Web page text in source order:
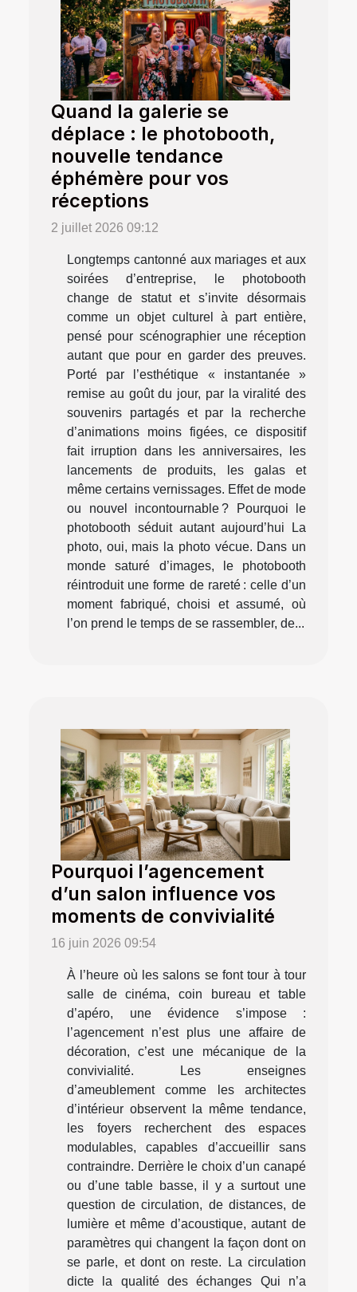
Quand la galerie se
déplace : le photobooth,
nouvelle tendance
éphémère pour vos
réceptions
2 juillet 2026 09:12
Longtemps cantonné aux mariages et aux
soirées d’entreprise, le photobooth
change de statut et s’invite désormais
comme un objet culturel à part entière,
pensé pour scénographier une réception
autant que pour en garder des preuves.
Porté par l’esthétique « instantanée »
remise au goût du jour, par la viralité des
souvenirs partagés et par la recherche
d’animations moins figées, ce dispositif
fait irruption dans les anniversaires, les
lancements de produits, les galas et
même certains vernissages. Effet de mode
ou nouvel incontournable ? Pourquoi le
photobooth séduit autant aujourd’hui La
photo, oui, mais la photo vécue. Dans un
monde saturé d’images, le photobooth
réintroduit une forme de rareté : celle d’un
moment fabriqué, choisi et assumé, où
l’on prend le temps de se rassembler, de...
Pourquoi l’agencement
d’un salon influence vos
moments de convivialité
16 juin 2026 09:54
À l’heure où les salons se font tour à tour
salle de cinéma, coin bureau et table
d’apéro, une évidence s’impose :
l’agencement n’est plus une affaire de
décoration, c’est une mécanique de la
convivialité. Les enseignes
d’ameublement comme les architectes
d’intérieur observent la même tendance,
les foyers recherchent des espaces
modulables, capables d’accueillir sans
contraindre. Derrière le choix d’un canapé
ou d’une table basse, il y a surtout une
question de circulation, de distances, de
lumière et même d’acoustique, autant de
paramètres qui changent la façon dont on
se parle, et dont on reste. La circulation
dicte la qualité des échanges Qui n’a